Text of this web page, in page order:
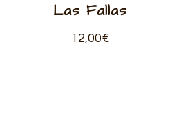
Las Fallas
12,00€